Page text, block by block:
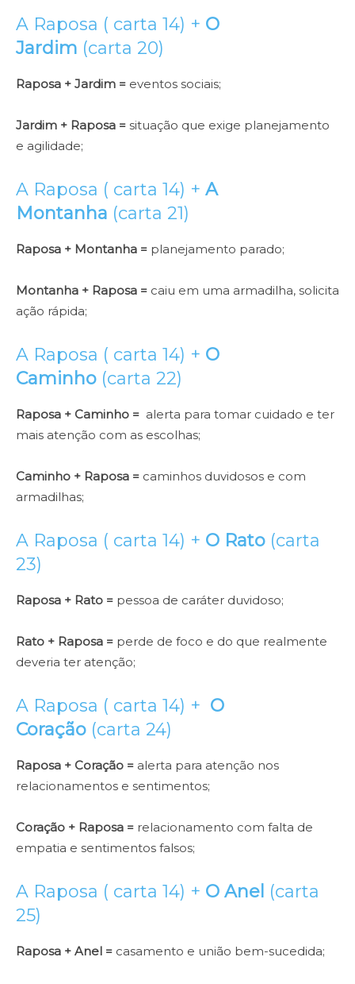
A Raposa ( carta 14) + O
Jardim (carta 20)
Raposa + Jardim = eventos sociais;
Jardim + Raposa = situação que exige planejamento
e agilidade;
A Raposa ( carta 14) + A
Montanha (carta 21)
Raposa + Montanha = planejamento parado;
Montanha + Raposa = caiu em uma armadilha, solicita
ação rápida;
A Raposa ( carta 14) + O
Caminho (carta 22)
Raposa + Caminho = alerta para tomar cuidado e ter
mais atenção com as escolhas;
Caminho + Raposa = caminhos duvidosos e com
armadilhas;
A Raposa ( carta 14) + O Rato (carta
23)
Raposa + Rato = pessoa de caráter duvidoso;
Rato + Raposa = perde de foco e do que realmente
deveria ter atenção;
A Raposa ( carta 14) + O
Coração (carta 24)
Raposa + Coração = alerta para atenção nos
relacionamentos e sentimentos;
Coração + Raposa = relacionamento com falta de
empatia e sentimentos falsos;
A Raposa ( carta 14) + O Anel (carta
25)
Raposa + Anel = casamento e união bem-sucedida;